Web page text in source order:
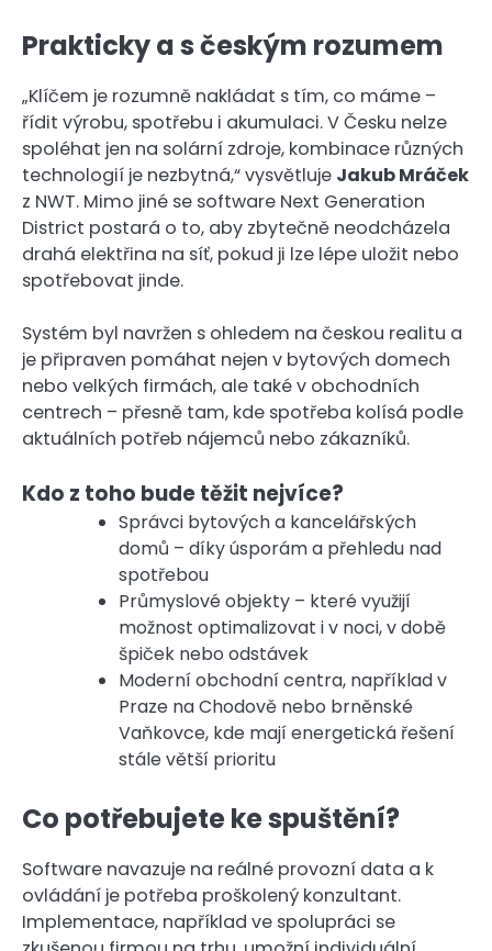
Prakticky a s českým rozumem
„Klíčem je rozumně nakládat s tím, co máme –
řídit výrobu, spotřebu i akumulaci. V Česku nelze
spoléhat jen na solární zdroje, kombinace různých
technologií je nezbytná,“ vysvětluje Jakub Mráček
z NWT. Mimo jiné se software Next Generation
District postará o to, aby zbytečně neodcházela
drahá elektřina na síť, pokud ji lze lépe uložit nebo
spotřebovat jinde.
Systém byl navržen s ohledem na českou realitu a
je připraven pomáhat nejen v bytových domech
nebo velkých firmách, ale také v obchodních
centrech – přesně tam, kde spotřeba kolísá podle
aktuálních potřeb nájemců nebo zákazníků.
Kdo z toho bude těžit nejvíce?
Správci bytových a kancelářských
domů – díky úsporám a přehledu nad
spotřebou
Průmyslové objekty – které využijí
možnost optimalizovat i v noci, v době
špiček nebo odstávek
Moderní obchodní centra, například v
Praze na Chodově nebo brněnské
Vaňkovce, kde mají energetická řešení
stále větší prioritu
Co potřebujete ke spuštění?
Software navazuje na reálné provozní data a k
ovládání je potřeba proškolený konzultant.
Implementace, například ve spolupráci se